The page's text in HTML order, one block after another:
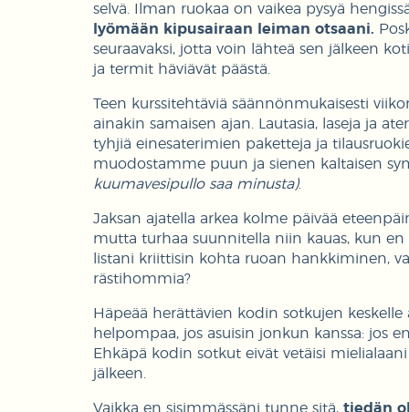
selvä. Ilman ruokaa on vaikea pysyä
lyömään kipusairaan leiman otsaani.
seuraavaksi, jotta voin lähteä sen jälkeen
ja termit häviävät päästä.
Teen kurssitehtäviä säännönmukaisesti
ainakin samaisen ajan. Lautasia, laseja ja
tyhjiä einesaterimien paketteja ja
muodostamme puun ja sienen kaltaisen
kuumavesipullo saa minusta).
Jaksan ajatella arkea kolme päivää
mutta turhaa suunnitella niin kauas, kun
listani kriittisin kohta ruoan hankkiminen,
rästihommia?
Häpeää herättävien kodin sotkujen
helpompaa, jos asuisin jonkun kanssa: jos
Ehkäpä kodin sotkut eivät vetäisi
jälkeen.
Vaikka en sisimmässäni tunne sitä, tiedän